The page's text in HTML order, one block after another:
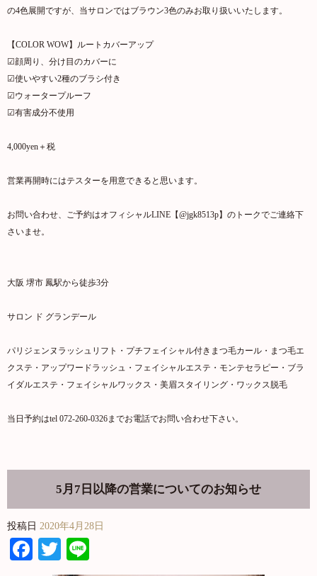
の4色展開ですが、当サロンではブラウン3色のみお取り扱いいたします。
【COLOR WOW】ルートカバーアップ
☑︎顔周り、分け目のカバーに
☑︎使いやすい2種のブラシ付き
☑︎ウォータープルーフ
☑︎有害成分不使用
4,000yen＋税
営業再開時にはテスターを用意できると思います。
お問い合わせ、ご予約はオフィシャルLINE【@jgk8513p】のトークでご連絡下
さいませ。
大阪 堺市 鳳駅から徒歩3分
サロン ド グランデール
パリジェンヌラッシュリフト・プチフェイシャル付きまつ毛カール・まつ毛エ
クステ・アップワードラッシュ・フェイシャルエステ・モンテセラピー・ブラ
イダルエステ・フェイシャルワックス・美眉スタイリング・ワックス脱毛
当日予約はtel 072-260-0326までお電話でお問い合わせ下さい。
5月7日以降の営業についてのお知らせ
投稿日 2020年4月28日
Facebook
Twitter